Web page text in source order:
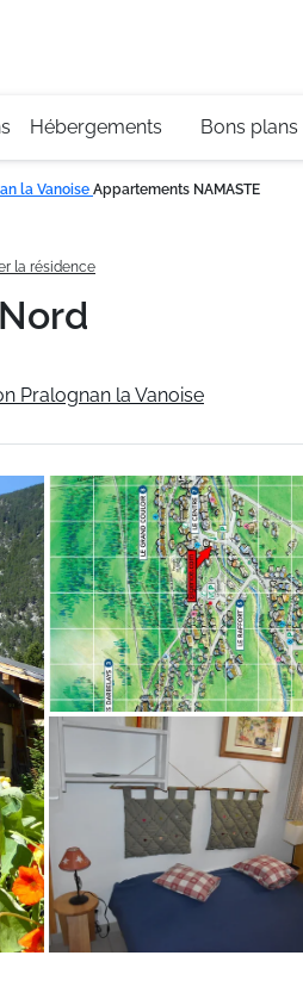
Hébergements Bons plans
la Vanoise Appartements NAMASTE
la résidence
Pralognan la Vanoise